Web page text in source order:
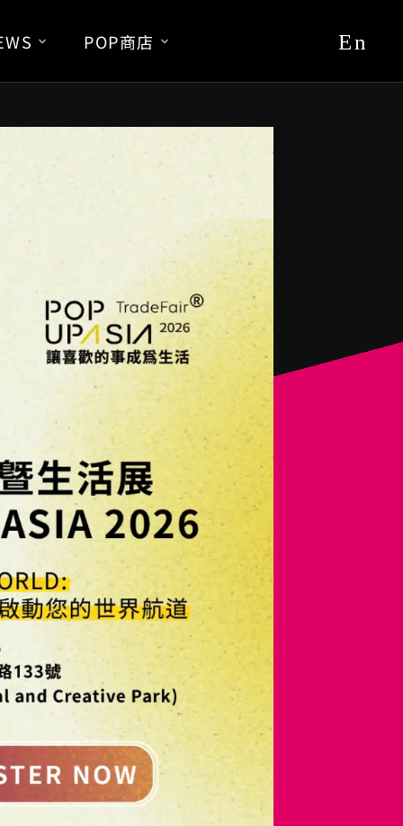
POP商店 En